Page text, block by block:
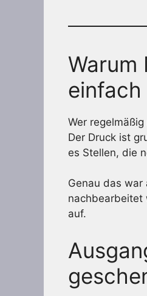
Wer
Der Druck ist
es Stellen, die
Genau das war
nachbearbeitet
auf.